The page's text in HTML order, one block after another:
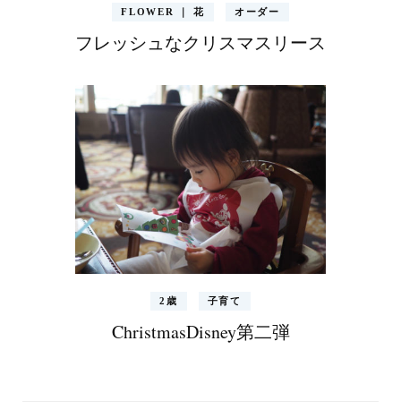
FLOWER ｜ 花 オーダー
フレッシュなクリスマスリース
2歳 子育て
ChristmasDisney第二弾